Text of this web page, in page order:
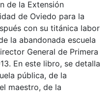
de la Extensión
de Oviedo para la
con su titánica labor
la abandonada escuela
General de Primera
En este libro, se detalla
pública, de la
maestro, de la